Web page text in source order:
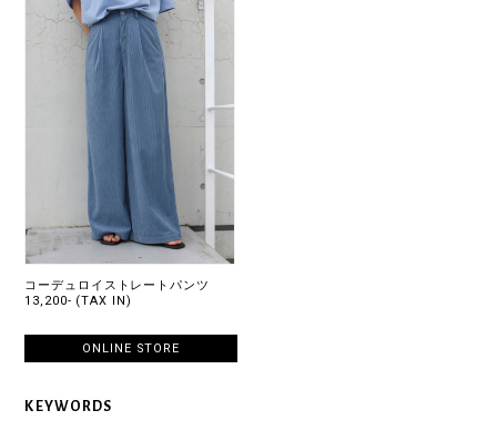
コーデュロイストレートパンツ
13,200- (TAX IN)
ONLINE STORE
KEYWORDS